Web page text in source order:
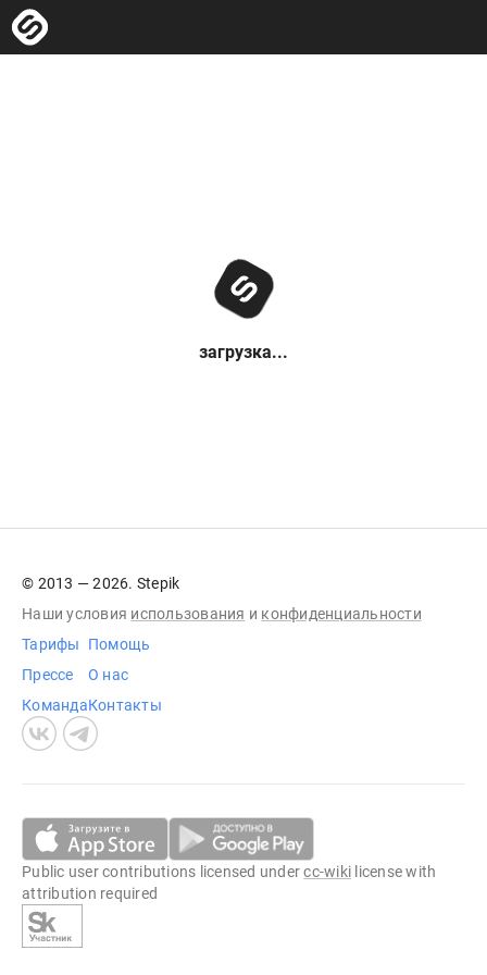
загрузка...
© 2013 — 2026. Stepik
Наши условия использования и конфиденциальности
Тарифы
Прессе
Команда
Помощь
О нас
Контакты
Public user contributions licensed undercc-wiki license with
attribution required